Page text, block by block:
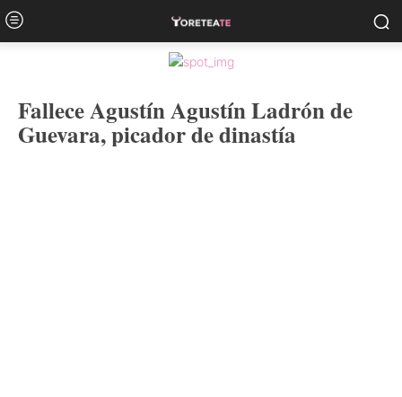
Fallece Agustín Agustín Ladrón de
Guevara, picador de dinastía